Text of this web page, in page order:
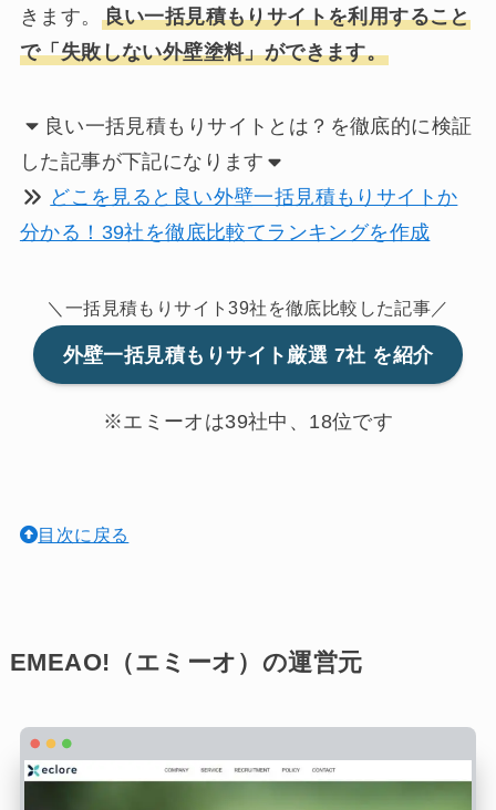
きます。 良い一括見積もりサイトを利用すること
で「失敗しない外壁塗料」ができます。
良い一括見積もりサイトとは？を徹底的に検証
した記事が下記になります
どこを見ると良い外壁一括見積もりサイトか
分かる！39社を徹底比較てランキングを作成
＼一括見積もりサイト39社を徹底比較した記事／
外壁一括見積もりサイト 厳選 7社 を紹介
※エミーオは39社中、18位です
目次に戻る
EMEAO!（エミーオ）の運営元